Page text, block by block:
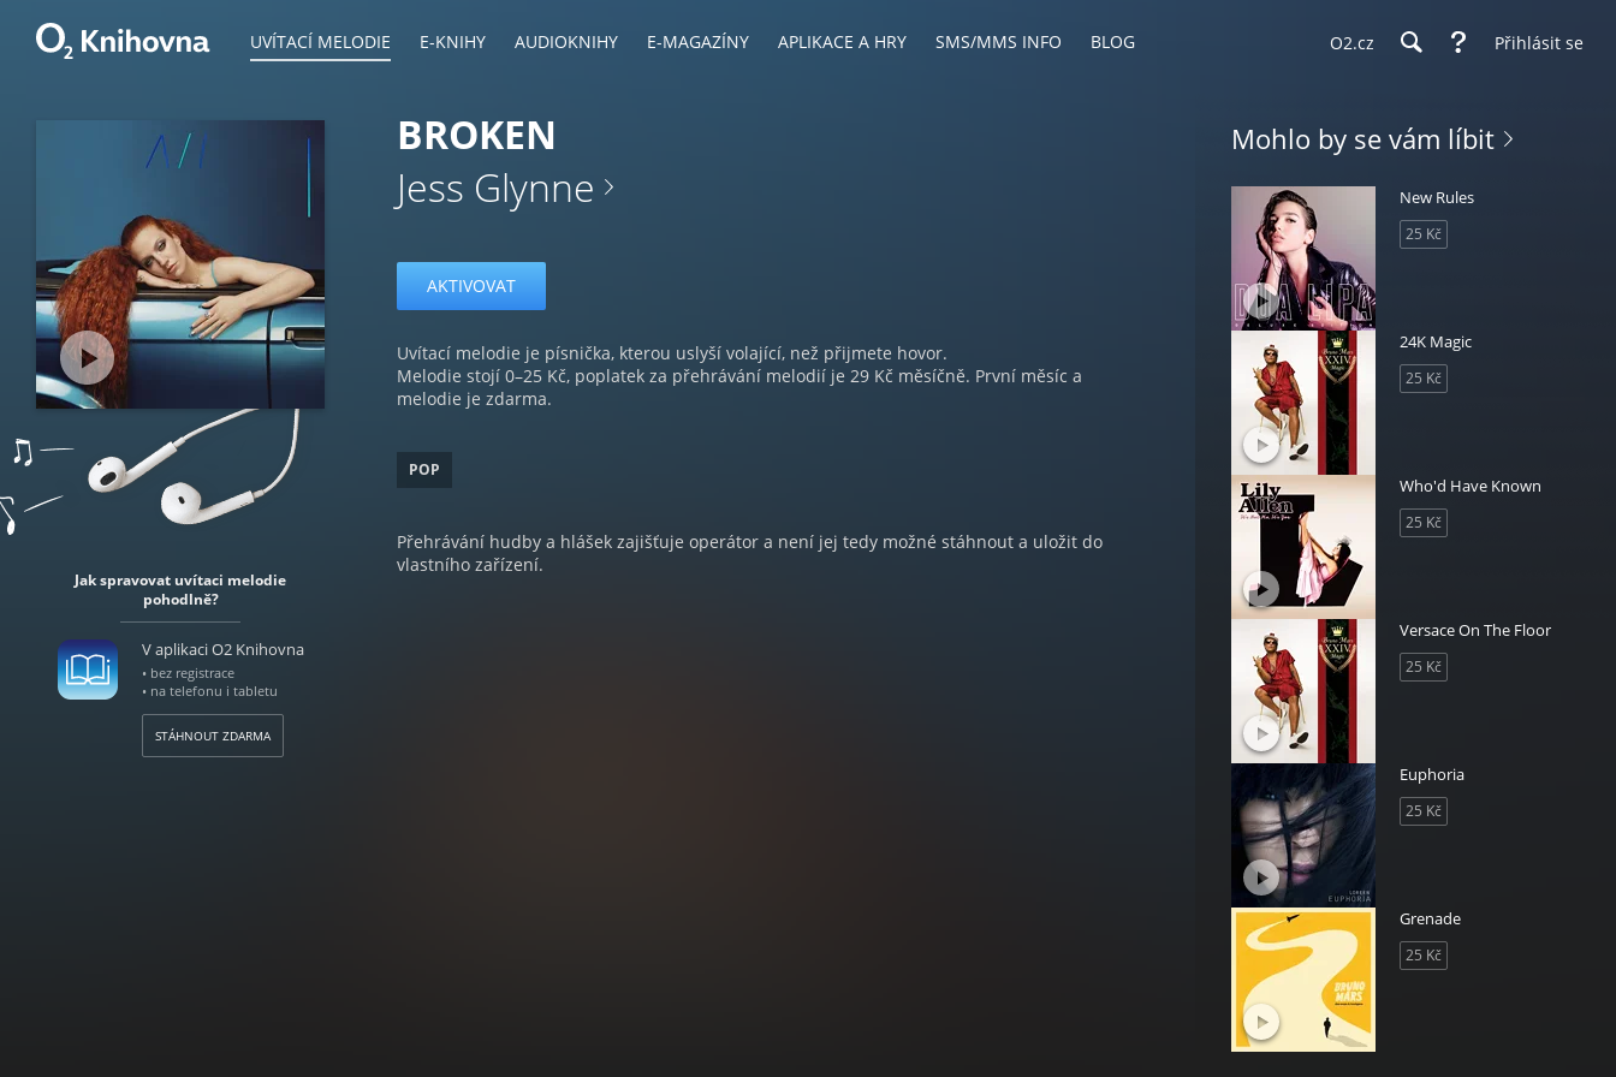
UVÍTACÍ MELODIE E-KNIHY AUDIOKNIHY E-MAGAZÍNY APLIKACE A HRY SMS/MMS INFO BLOG O2.cz Přihlásit se
Jak spravovat uvítaci melodie
pohodlně?
V aplikaci O2 Knihovna
• bez registrace
• na telefonu i tabletu
STÁHNOUT ZDARMA
BROKEN
Jess Glynne
AKTIVOVAT
Uvítací melodie je písnička, kterou uslyší volající, než přijmete hovor.
Melodie stojí 0–25 Kč, poplatek za přehrávání melodií je 29 Kč měsíčně. První měsíc a
melodie je zdarma.
POP
Přehrávání hudby a hlášek zajišťuje operátor a není jej tedy možné stáhnout a uložit do
vlastního zařízení.
Mohlo by se vám líbit
New Rules
25 Kč
24K Magic
25 Kč
Who'd Have Known
25 Kč
Versace On The Floor
25 Kč
Euphoria
25 Kč
Grenade
25 Kč